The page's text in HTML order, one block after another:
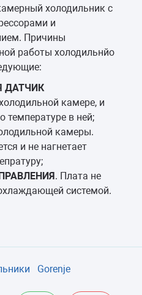
холодильник с
и
Причины
работы холодильнйо
ДАТЧИК
камере, и
температуре в ней;
камеры.
и не нагнетает
. Плата не
системой.
Gorenje